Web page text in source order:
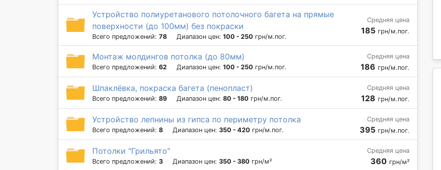
Устройство полиуретанового потолочного багета на прямые
поверхности (до 100мм) без покраски
Всего предложений: 78 Диапазон цен: 100 - 250 грн/м.пог.
Средняя цена
185 грн/м.пог.
Монтаж молдингов потолка (до 80мм)
Всего предложений: 62 Диапазон цен: 100 - 250 грн/м.пог.
Средняя цена
186 грн/м.пог.
Шпаклёвка, покраска багета (пенопласт)
Всего предложений: 89 Диапазон цен: 80 - 180 грн/м.пог.
Средняя цена
128 грн/м.пог.
Устройство лепнины из гипса по периметру потолка
Всего предложений: 8 Диапазон цен: 350 - 420 грн/м.пог.
Средняя цена
395 грн/м.пог.
Потолки "Грильято"
Всего предложений: 3 Диапазон цен: 350 - 380 грн/м²
Средняя цена
360 грн/м²